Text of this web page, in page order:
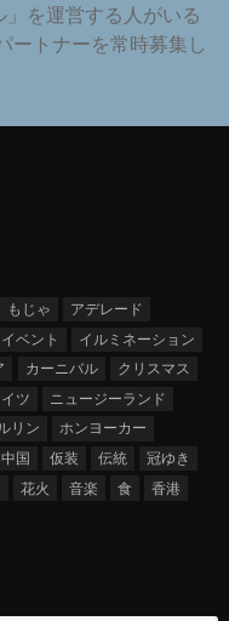
」を運営する人がいる
ートナーを常時募集し
もじゃ
アデレード
イベント
イルミネーション
カーニバル
クリスマス
イツ
ニュージーランド
リン
ホンヨーカー
中国 仮装 伝統
冠ゆき
花火 音楽 食 香港